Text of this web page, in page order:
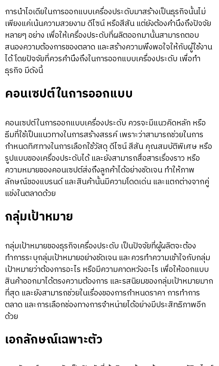
การนำไอเดียในการออกแบบเครื่องประดับมาสร้างเป็นธุรกิจนั้นไม่
เพียงแค่เน้นความสวยงาม ดีไซน์ หรือสีสัน แต่ยังต้องคำนึงถึงปัจจัย
หลายๆ อย่าง เพื่อให้เครื่องประดับที่ผลิตออกมานั้นสามารถตอบ
สนองความต้องการของตลาด และสร้างความพึงพอใจให้กับผู้ใช้งาน
ได้ โดยปัจจัยที่ควรคำนึงถึงในการออกแบบเครื่องประดับ เพื่อทำ
ธุรกิจ มีดังนี้
คอนเซปต์ในการออกแบบ
คอนเซปต์ในการออกแบบเครื่องประดับ ควรจะมีแนวคิดหลัก หรือ
ธีมที่ใช้เป็นแนวทางในการสร้างสรรค์ เพราะว่าสามารถช่วยในการ
กำหนดทิศทางในการเลือกใช้วัสดุ ดีไซน์ สีสัน คุณสมบัติพิเศษ หรือ
รูปแบบของเครื่องประดับได้ และยังสามารถสื่อสารเรื่องราว หรือ
ความหมายของคอนเซปต์ส่งถึงลูกค้าได้อย่างชัดเจน ทำให้ภาพ
ลักษณ์ของแบรนด์ และสินค้านั้นมีความโดดเด่น และแตกต่างจากคู่
แข่งในตลาดด้วย
กลุ่มเป้าหมาย
กลุ่มเป้าหมายของธุรกิจเครื่องประดับ เป็นปัจจัยที่ผู้ผลิตจะต้อง
ทำการระบุกลุ่มเป้าหมายอย่างชัดเจน และควรทำความเข้าใจกับกลุ่ม
เป้าหมายว่าต้องการอะไร หรือมีความคาดหวังอะไร เพื่อให้ออกแบบ
สินค้าออกมาได้ตรงความต้องการ และรสนิยมของกลุ่มเป้าหมายมาก
ที่สุด และยังสามารถช่วยในเรื่องของการกำหนดราคา การทำการ
ตลาด และการเลือกช่องทางการจำหน่ายได้อย่างมีประสิทธิภาพอีก
ด้วย
เอกลักษณ์เฉพาะตัว